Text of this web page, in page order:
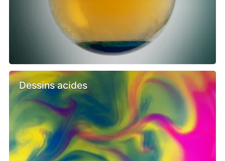
Dessins acides